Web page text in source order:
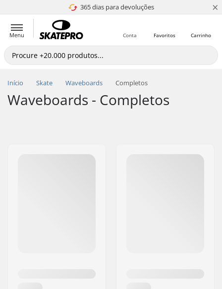
365 dias para devoluções
4.8 de 5 ×
Menu Carrinho
Favoritos
Conta
Início Skate Waveboards Completos
Waveboards - Completos